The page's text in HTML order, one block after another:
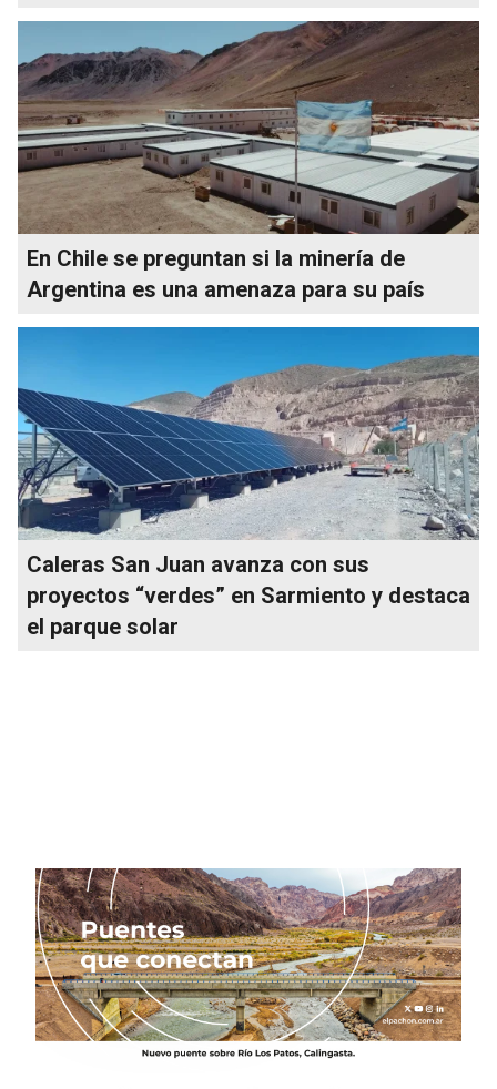
En Chile se preguntan si la minería de
Argentina es una amenaza para su país
Caleras San Juan avanza con sus
proyectos “verdes” en Sarmiento y destaca
el parque solar